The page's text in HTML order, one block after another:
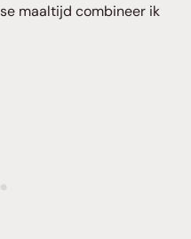
maaltijd combineer ik